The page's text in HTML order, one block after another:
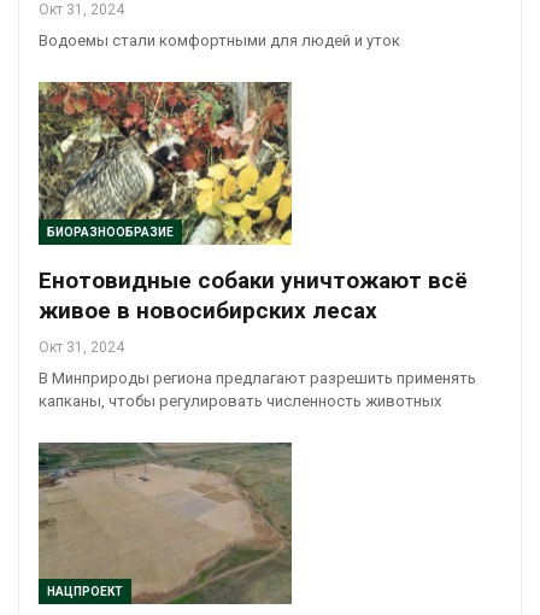
Окт 31, 2024
Водоемы стали комфортными для людей и уток
БИОРАЗНООБРАЗИЕ
Енотовидные собаки уничтожают всё
живое в новосибирских лесах
Окт 31, 2024
В Минприроды региона предлагают разрешить применять
капканы, чтобы регулировать численность животных
НАЦПРОЕКТ